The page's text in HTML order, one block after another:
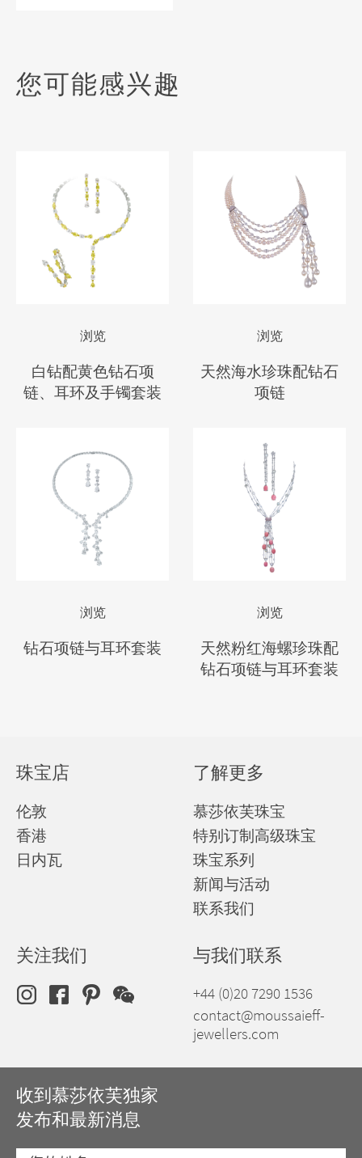
您可能感兴趣
浏览
白钻配黄色钻石项
链、耳环及手镯套装
浏览
天然海水珍珠配钻石
项链
浏览
钻石项链与耳环套装
浏览
天然粉红海螺珍珠配
钻石项链与耳环套装
珠宝店
伦敦
香港
日内瓦
了解更多
慕莎依芙珠宝
特别订制高级珠宝
珠宝系列
新闻与活动
联系我们
关注我们 与我们联系
+44 (0)20 7290 1536
contact@moussaieff-
jewellers.com
收到慕莎依芙独家
发布和最新消息